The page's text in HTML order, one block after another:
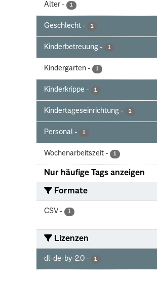
Alter - 1
Geschlecht - 1
Kinderbetreuung - 1
Kindergarten - 1
Kinderkrippe - 1
Kindertageseinrichtung - 1
Personal - 1
Wochenarbeitszeit - 1
Nur häufige Tags anzeigen
Formate
CSV - 1
Lizenzen
dl-de-by-2.0 - 1